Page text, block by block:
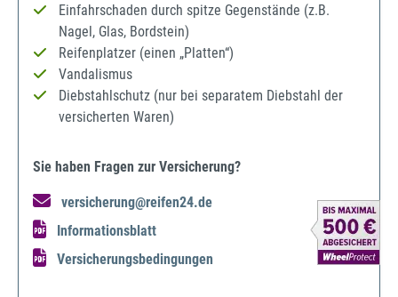
Einfahrschaden durch spitze Gegenstände (z.B.
Nagel, Glas, Bordstein)
Reifenplatzer (einen „Platten“)
Vandalismus
Diebstahlschutz (nur bei separatem Diebstahl der
versicherten Waren)
Sie haben Fragen zur Versicherung?
versicherung@reifen24.de
Informationsblatt
Versicherungsbedingungen